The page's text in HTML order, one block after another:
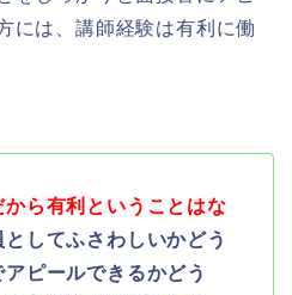
には、講師経験は有利に働
ら有利ということはな
してふさわしいかどう
ピールできるかどう